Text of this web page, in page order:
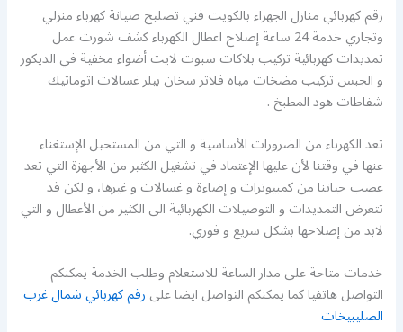
رقم كهربائي منازل الجهراء بالكويت فني تصليح صيانة كهرباء منزلي
وتجاري خدمة 24 ساعة إصلاح اعطال الكهرباء كشف شورت عمل
تمديدات كهربائية تركيب بلاكات سبوت لايت أضواء مخفية في الديكور
و الجبس تركيب مضخات مياه فلاتر سخان بيلر غسالات اتوماتيك
شفاطات هود المطبخ .
تعد الكهرباء من الضرورات الأساسية و التي من المستحيل الإستغناء
عنها في وقتنا لأن عليها الإعتماد في تشغيل الكثير من الأجهزة التي تعد
عصب حياتنا من كمبيوترات و إضاءة و غسالات و غيرها، و لكن قد
تتعرض التمديدات و التوصيلات الكهربائية الى الكثير من الأعطال و التي
لابد من إصلاحها بشكل سريع و فوري.
خدمات متاحة على مدار الساعة للاستعلام وطلب الخدمة يمكنكم
التواصل هاتفيا كما يمكنكم التواصل ايضا علىرقم كهربائي شمال غرب
الصليبيخات